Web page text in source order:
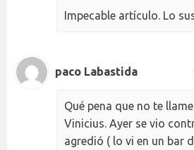
Impecable artículo. Lo
paco Labastida
Qué pena que no te
Vinicius. Ayer se vio
agredió ( lo vi en un bar